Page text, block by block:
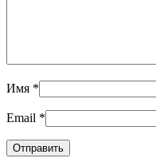
Имя *
Email *